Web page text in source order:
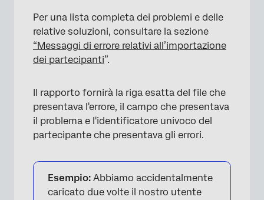
Per una lista completa dei problemi e delle
relative soluzioni, consultare la sezione
“Messaggi di errore relativi all’importazione
dei partecipanti”.
Il rapporto fornirà la riga esatta del file che
presentava l'errore, il campo che presentava
il problema e l'identificatore univoco del
partecipante che presentava gli errori.
Esempio: Abbiamo accidentalmente
caricato due volte il nostro utente